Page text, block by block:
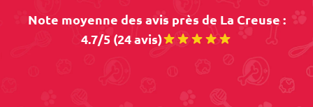
Note moyenne des avis près de La Creuse :
4.7/5 (24 avis)